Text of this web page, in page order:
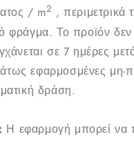
/ m2 , περιμετρικά
φράγμα. Το προϊόν
σε 7 ημέρες
εφαρμοσμένες μη-
δράση.
Η εφαρμογή μπορεί να